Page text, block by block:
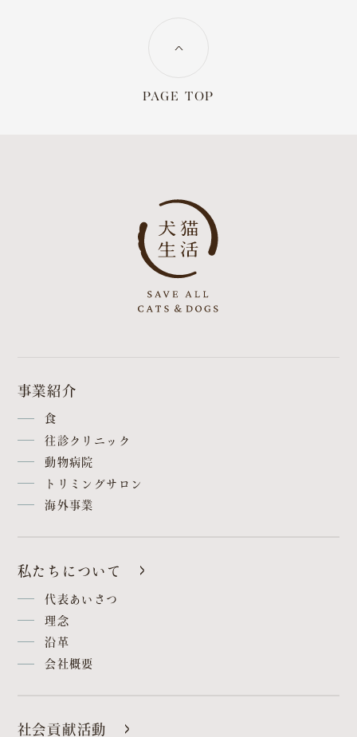
PAGE TOP
事業紹介
食
往診クリニック
動物病院
トリミングサロン
海外事業
私たちについて
代表あいさつ
理念
沿革
会社概要
社会貢献活動